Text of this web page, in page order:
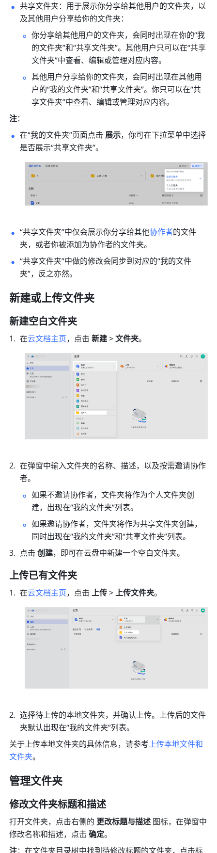
共享文件夹：用于展示你分享给其他用户的文件夹，以
及其他用户分享给你的文件夹：
你分享给其他用户的文件夹，会同时出现在你的“我
的文件夹”和“共享文件夹”。其他用户只可以在“共享
文件夹”中查看、编辑或管理对应内容。
其他用户分享给你的文件夹，会同时出现在其他用
户的“我的文件夹”和“共享文件夹”。你只可以在“共
享文件夹”中查看、编辑或管理对应内容。
注：
在“我的文件夹”页面点击 展示，你可在下拉菜单中选择
是否展示“共享文件夹”。
“共享文件夹”中仅会展示你分享给其他协作者的文件
夹，或者你被添加为协作者的文件夹。
“共享文件夹”中做的修改会同步到对应的“我的文件
夹”，反之亦然。
新建或上传文件夹
新建空白文件夹
在云文档主页，点击 新建 > 文件夹。
在弹窗中输入文件夹的名称、描述，以及按需邀请协作
者。
如果不邀请协作者，文件夹将作为个人文件夹创
建，出现在“我的文件夹”列表。
如果邀请协作者，文件夹将作为共享文件夹创建，
同时出现在“我的文件夹”和“共享文件夹”列表。
点击 创建，即可在云盘中新建一个空白文件夹。
上传已有文件夹
在云文档主页，点击 上传 > 上传文件夹。
选择待上传的本地文件夹，并确认上传。上传后的文件
夹默认出现在“我的文件夹”列表。
关于上传本地文件夹的具体信息，请参考上传本地文件和
文件夹。
管理文件夹
修改文件夹标题和描述
打开文件夹，点击右侧的 更改标题与描述 图标，在弹窗中
修改名称和描述，点击 确定。